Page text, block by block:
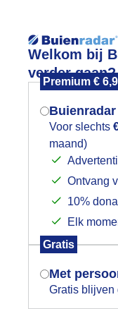
Welkom bij
verder gaan?
Premium €
Voor slechts
maand)
Ontvang
10%
Elk
Gratis
Met
Gratis blijven
Foto en
Mogen we
Indien je
gegeven,
je